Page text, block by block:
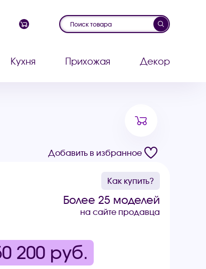
Кухня Прихожая Декор
Добавить в избранное
Как купить?
Более 25 моделей
на сайте продавца
200 руб.